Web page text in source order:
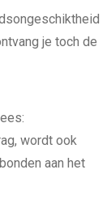
je toch de
wordt ook
aan het